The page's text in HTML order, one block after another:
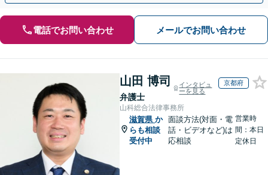
電話でお問い合わせ メールでお問い合わせ
山田 博司
弁護士
インタビュ
ーを見る
京都府
山科総合法律事務所
滋賀県 か
らも相談
受付中
面談方法(対面・電
話・ビデオなど)は
応相談
営業時
間：本日
定休日